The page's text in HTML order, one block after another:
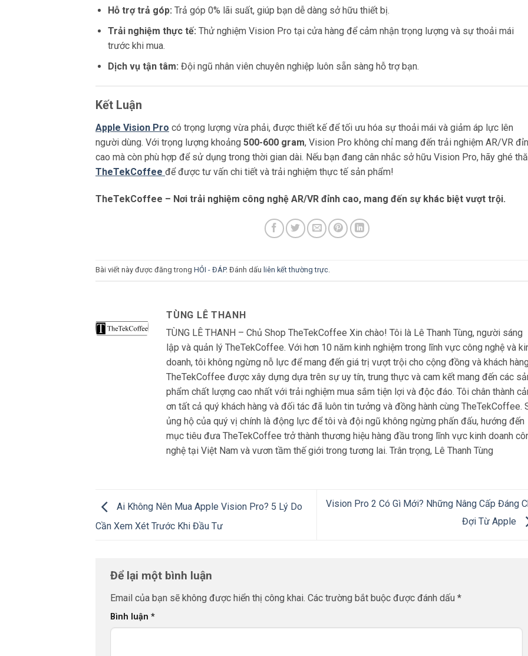
Hỗ trợ trả góp: Trả góp 0% lãi suất, giúp bạn dễ dàng sở hữu thiết bị.
Trải nghiệm thực tế: Thử nghiệm Vision Pro tại cửa hàng để cảm nhận trọng lượng và sự thoải mái
trước khi mua.
Dịch vụ tận tâm: Đội ngũ nhân viên chuyên nghiệp luôn sẵn sàng hỗ trợ bạn.
Kết Luận
Apple Vision Pro có trọng lượng vừa phải, được thiết kế để tối ưu hóa sự thoải mái và giảm áp lực lên
người dùng. Với trọng lượng khoảng 500-600 gram, Vision Pro không chỉ mang đến trải nghiệm AR/VR
cao mà còn phù hợp để sử dụng trong thời gian dài. Nếu bạn đang cân nhắc sở hữu Vision Pro, hãy ghé
TheTekCoffee để được tư vấn chi tiết và trải nghiệm thực tế sản phẩm!
TheTekCoffee – Nơi trải nghiệm công nghệ AR/VR đỉnh cao, mang đến sự khác biệt vượt trội.
Bài viết này được đăng trong HỎI - ĐÁP. Đánh dấu liên kết thường trực.
TÙNG LÊ THANH
TÙNG LÊ THANH – Chủ Shop TheTekCoffee Xin chào! Tôi là Lê Thanh Tùng, người sáng
lập và quản lý TheTekCoffee. Với hơn 10 năm kinh nghiệm trong lĩnh vực công nghệ và
doanh, tôi không ngừng nỗ lực để mang đến giá trị vượt trội cho cộng đồng và khách
TheTekCoffee được xây dựng dựa trên sự uy tín, trung thực và cam kết mang đến các
phẩm chất lượng cao nhất với trải nghiệm mua sắm tiện lợi và độc đáo. Tôi chân thành
ơn tất cả quý khách hàng và đối tác đã luôn tin tưởng và đồng hành cùng TheTekCoffee.
ủng hộ của quý vị chính là động lực để tôi và đội ngũ không ngừng phấn đấu, hướng đến
mục tiêu đưa TheTekCoffee trở thành thương hiệu hàng đầu trong lĩnh vực kinh doanh
nghệ tại Việt Nam và vươn tầm thế giới trong tương lai. Trân trọng, Lê Thanh Tùng
Ai Không Nên Mua Apple Vision Pro? 5 Lý Do
Cần Xem Xét Trước Khi Đầu Tư
Vision Pro 2 Có Gì Mới? Những Nâng Cấp Đáng
Đợi Từ Apple
Để lại một bình luận
Email của bạn sẽ không được hiển thị công khai. Các trường bắt buộc được đánh dấu *
Bình luận *